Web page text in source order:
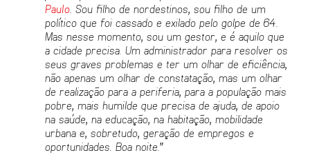
Paulo. Sou filho de nordestinos, sou filho de um
político que foi cassado e exilado pelo golpe de 64.
Mas nesse momento, sou um gestor, e é aquilo que
a cidade precisa. Um administrador para resolver os
seus graves problemas e ter um olhar de eficiência,
não apenas um olhar de constatação, mas um olhar
de realização para a periferia, para a população mais
pobre, mais humilde que precisa de ajuda, de apoio
na saúde, na educação, na habitação, mobilidade
urbana e, sobretudo, geração de empregos e
oportunidades. Boa noite. ”